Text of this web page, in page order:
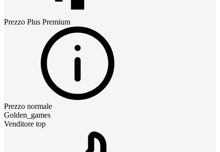
Prezzo Plus Premium
Prezzo normale
Golden_games
Venditore top